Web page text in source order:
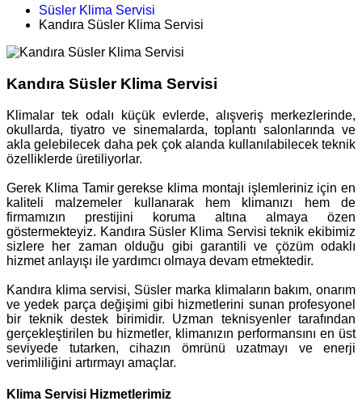
Süsler Klima Servisi
Kandıra Süsler Klima Servisi
Kandıra Süsler Klima Servisi
Klimalar tek odalı küçük evlerde, alışveriş merkezlerinde,
okullarda, tiyatro ve sinemalarda, toplantı salonlarında ve
akla gelebilecek daha pek çok alanda kullanılabilecek teknik
özelliklerde üretiliyorlar.
Gerek Klima Tamir gerekse klima montajı işlemleriniz için en
kaliteli malzemeler kullanarak hem klimanızı hem de
firmamızın prestijini koruma altına almaya özen
göstermekteyiz. Kandıra Süsler Klima Servisi teknik ekibimiz
sizlere her zaman olduğu gibi garantili ve çözüm odaklı
hizmet anlayışı ile yardımcı olmaya devam etmektedir.
Kandıra klima servisi, Süsler marka klimaların bakım, onarım
ve yedek parça değişimi gibi hizmetlerini sunan profesyonel
bir teknik destek birimidir. Uzman teknisyenler tarafından
gerçekleştirilen bu hizmetler, klimanızın performansını en üst
seviyede tutarken, cihazın ömrünü uzatmayı ve enerji
verimliliğini artırmayı amaçlar.
Klima Servisi Hizmetlerimiz